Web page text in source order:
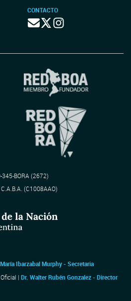
CONTACTO
BORA (2672)
(C1008AAO)
Ibarzabal Murphy - Secretaria
| Dr. Walter Rubén Gonzalez - Director